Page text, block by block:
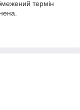
термін